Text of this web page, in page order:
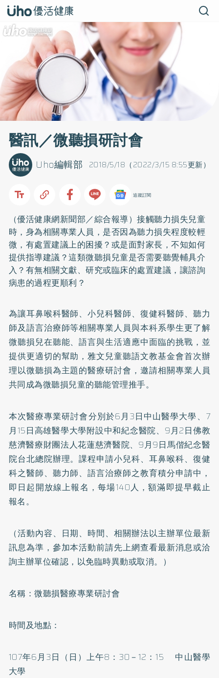
醫訊／微聽損研討會
2018/5/18（2022/3/15 8:55更新）
Uho編輯部
追蹤訂閱
（優活健康網新聞部／綜合報導）接觸聽力損失兒童
時，身為相關專業人員，是否因為聽力損失程度較輕
微，有處置建議上的困擾？或是面對家長，不知如何
提供指導建議？這類微聽損兒童是否需要聽覺輔具介
入？有無相關文獻、研究或臨床的處置建議，讓諮詢
病患的過程更順利？
為讓耳鼻喉科醫師、小兒科醫師、復健科醫師、聽力
師及語言治療師等相關專業人員與本科系學生更了解
微聽損兒在聽能、語言與生活適應中面臨的挑戰，並
提供更適切的幫助，雅文兒童聽語文教基金會首次辦
理以微聽損為主題的醫療研討會，邀請相關專業人員
共同成為微聽損兒童的聽能管理推手。
本次醫療專業研討會分別於6月3日中山醫學大學、7
月15日高雄醫學大學附設中和紀念醫院、9月2日佛教
慈濟醫療財團法人花蓮慈濟醫院、9月9日馬偕紀念醫
院台北總院辦理。課程申請小兒科、耳鼻喉科、復健
科之醫師、聽力師、語言治療師之教育積分申請中，
即日起開放線上報名，每場140人，額滿即提早截止
報名。
（活動內容、日期、時間、相關辦法以主辦單位最新
訊息為準，參加本活動前請先上網查看最新消息或洽
詢主辦單位確認，以免臨時異動或取消。）
名稱：微聽損醫療專業研討會
時間及地點：
107年6月3日（日）上午8：30－12：15 中山醫學
大學